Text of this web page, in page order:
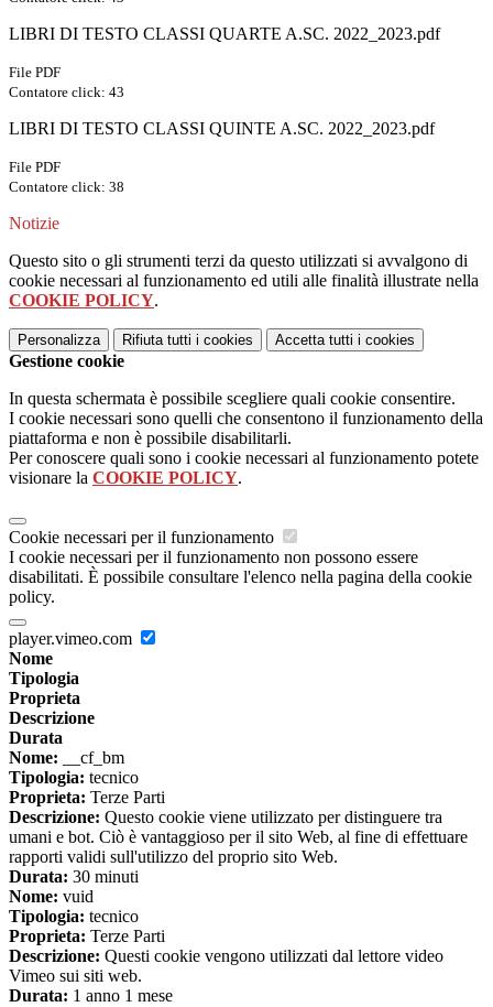
LIBRI DI TESTO CLASSI QUARTE A.SC. 2022_2023.pdf
File PDF
Contatore click: 43
LIBRI DI TESTO CLASSI QUINTE A.SC. 2022_2023.pdf
File PDF
Contatore click: 38
Notizie
Questo sito o gli strumenti terzi da questo utilizzati si avvalgono di
cookie necessari al funzionamento ed utili alle finalità illustrate nella
COOKIE POLICY.
Personalizza Rifiuta tutti i cookies Accetta tutti i cookies
Gestione cookie
In questa schermata è possibile scegliere quali cookie consentire.
I cookie necessari sono quelli che consentono il funzionamento della
piattaforma e non è possibile disabilitarli.
Per conoscere quali sono i cookie necessari al funzionamento potete
visionare la COOKIE POLICY.
Cookie necessari per il funzionamento
I cookie necessari per il funzionamento non possono essere
disabilitati. È possibile consultare l'elenco nella pagina della cookie
policy.
player.vimeo.com
Nome
Tipologia
Proprieta
Descrizione
Durata
Nome: __cf_bm
Tipologia: tecnico
Proprieta: Terze Parti
Descrizione: Questo cookie viene utilizzato per distinguere tra
umani e bot. Ciò è vantaggioso per il sito Web, al fine di effettuare
rapporti validi sull'utilizzo del proprio sito Web.
Durata: 30 minuti
Nome: vuid
Tipologia: tecnico
Proprieta: Terze Parti
Descrizione: Questi cookie vengono utilizzati dal lettore video
Vimeo sui siti web.
Durata: 1 anno 1 mese